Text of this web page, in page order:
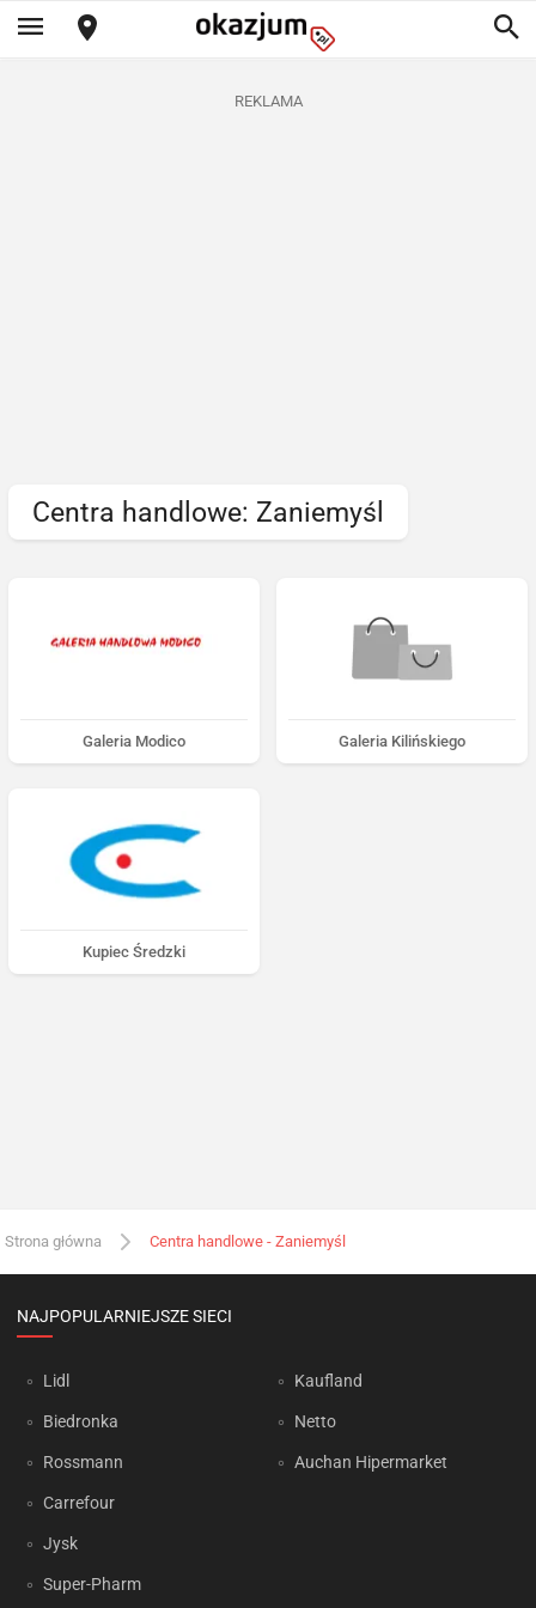
REKLAMA
Centra handlowe: Zaniemyśl
Galeria Modico Galeria Kilińskiego
Kupiec Średzki
Strona główna Centra handlowe - Zaniemyśl
NAJPOPULARNIEJSZE SIECI
Lidl
Biedronka
Rossmann
Carrefour
Jysk
Super-Pharm
Kaufland
Netto
Auchan Hipermarket